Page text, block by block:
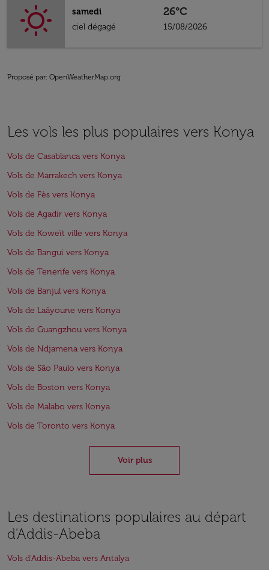
samedi
ciel dégagé
26°C
15/08/2026
Proposé par: OpenWeatherMap.org
Les vols les plus populaires vers Konya
Vols de Casablanca vers Konya
Vols de Marrakech vers Konya
Vols de Fès vers Konya
Vols de Agadir vers Konya
Vols de Koweït ville vers Konya
Vols de Bangui vers Konya
Vols de Tenerife vers Konya
Vols de Banjul vers Konya
Vols de Laâyoune vers Konya
Vols de Guangzhou vers Konya
Vols de Ndjamena vers Konya
Vols de São Paulo vers Konya
Vols de Boston vers Konya
Vols de Malabo vers Konya
Vols de Toronto vers Konya
Voir plus
Les destinations populaires au départ
d'Addis-Abeba
Vols d'Addis-Abeba vers Antalya